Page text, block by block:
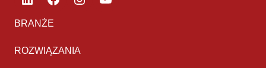
BRANŻE
ROZWIĄZANIA